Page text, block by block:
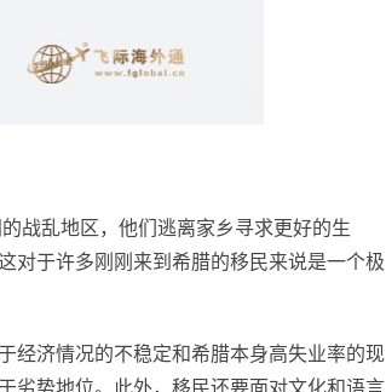
战乱地区，他们逃离家乡寻求更好的生
对于许多刚刚来到希腊的移民来说是一个极
经济情况的不稳定和希腊本身高失业率的现
劣势地位。此外，移民还要面对文化和语言